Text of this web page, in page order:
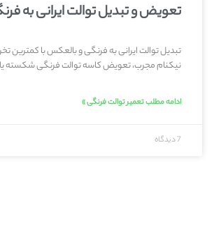
تعویض و تبدیل توالت ایرانی به
تبدیل توالت ایرانی به فرنگی و بالعکس با
نیکنام مجرب، تعویض کاسه توالت فرنگی شکسته
ادامه مطلب تعمیر توالت فرنگی »
7 دیدگاه